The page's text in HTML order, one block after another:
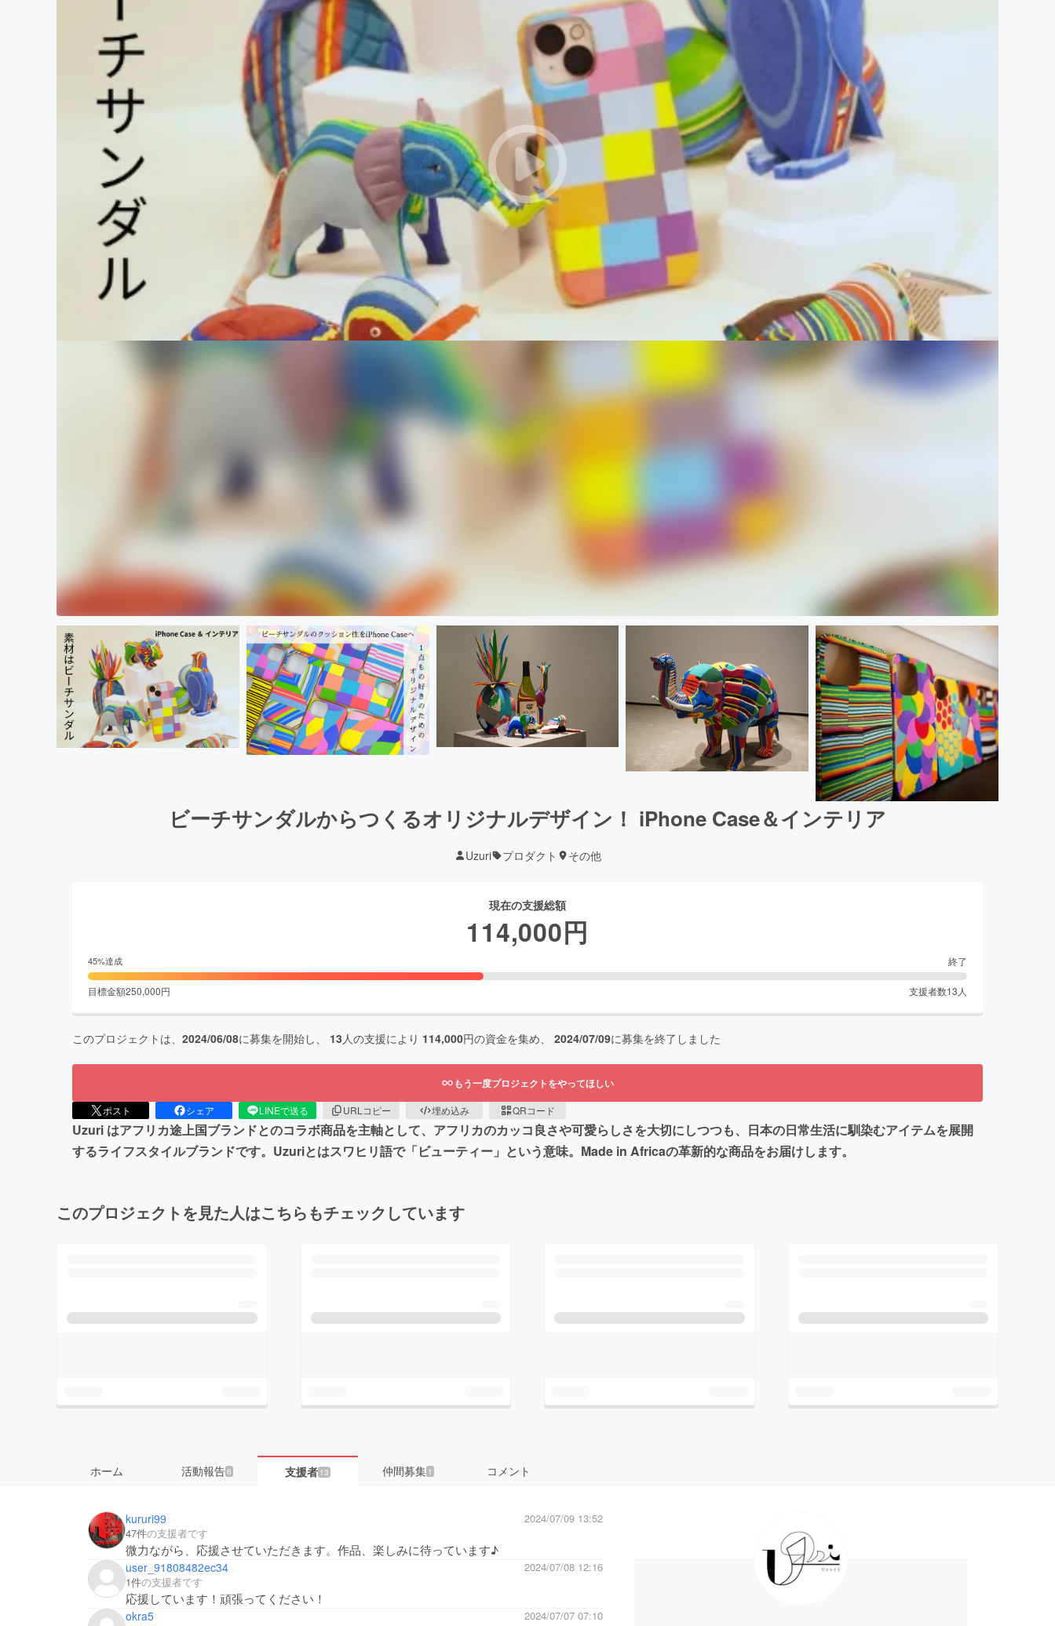
ビーチサンダルからつくるオリジナルデザイン！ iPhone Case＆インテリア
Uzuri プロダクト その他
現在の支援総額
114,000円
45%達成 終了
目標金額250,000円 支援者数13 人
このプロジェクトは、 2024/06/08に募集を開始し、 13 人の支援により 114,000円の資金を集め、 2024/07/09に募集を終了しました
もう一度プロジェクトをやってほしい
ポスト シェア LINEで送る URLコピー 埋め込み QRコード
Uzuri はアフリカ途上国ブランドとのコラボ商品を主軸として、アフリカのカッコ良さや可愛らしさを大切にしつつも、日本の日常生活に馴染むアイテムを展開
するライフスタイルブランドです。Uzuriとはスワヒリ語で「ビューティー」という意味。Made in Africaの革新的な商品をお届けします。
このプロジェクトを見た人はこちらもチェックしています
ホーム 活動報告6 支援者 13 仲間募集 1 コメント
kururi99
2024/07/09 13:52
47件の支援者です
微力ながら、応援させていただきます。作品、楽しみに待っています♪
user_91808482ec34
2024/07/08 12:16
1件の支援者です
応援しています！頑張ってください！
okra5
2024/07/07 07:10